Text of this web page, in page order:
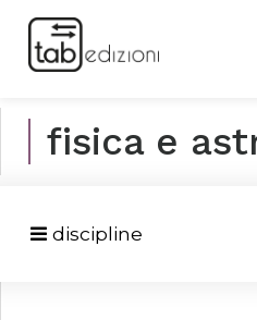
fisica e
discipline